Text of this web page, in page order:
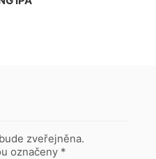
zveřejněna.
označeny *